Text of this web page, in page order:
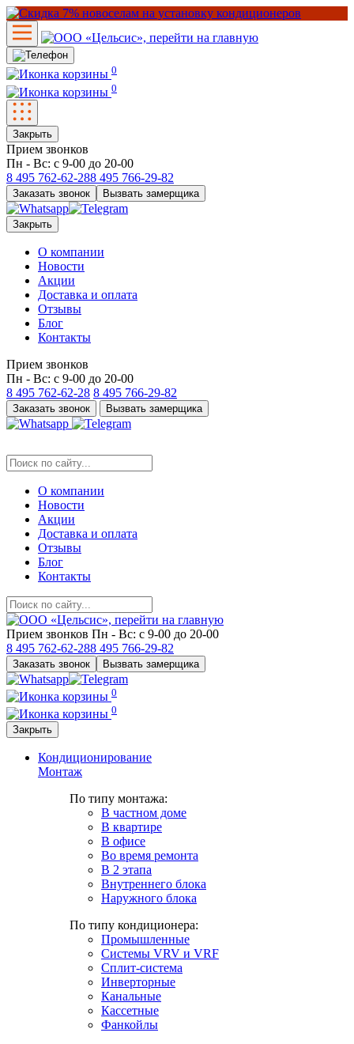
0
0
Закрыть
Прием звонков
Пн - Вс: с 9-00 до 20-00
8 495 762-62-288 495 766-29-82
Заказать звонок Вызвать замерщика
Закрыть
О компании
Новости
Акции
Доставка и оплата
Отзывы
Блог
Контакты
Прием звонков
Пн - Вс: с 9-00 до 20-00
8 495 762-62-28 8 495 766-29-82
Заказать звонок Вызвать замерщика
О компании
Новости
Акции
Доставка и оплата
Отзывы
Блог
Контакты
Прием звонков Пн - Вс: с 9-00 до 20-00
8 495 762-62-288 495 766-29-82
Заказать звонок Вызвать замерщика
0
0
Закрыть
Кондиционирование
Монтаж
По типу монтажа:
В частном доме
В квартире
В офисе
Во время ремонта
В 2 этапа
Внутреннего блока
Наружного блока
По типу кондиционера:
Промышленные
Системы VRV и VRF
Сплит-система
Инверторные
Канальные
Кассетные
Фанкойлы